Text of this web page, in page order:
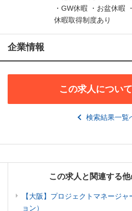
・GW休暇 ・お盆休暇
休暇取得制度あり
企業情報
この求人につい
検索結果一覧
この求人と関連する
【大阪】プロジェクトマネージ
ョン）